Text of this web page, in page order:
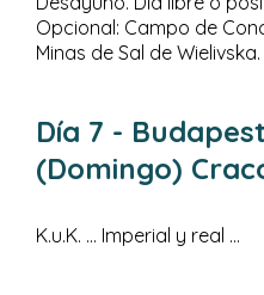
Opcional: Campo de
Minas de Sal de
Día 7 - Budapest
(Domingo)
K.u.K. … Imperial y real …